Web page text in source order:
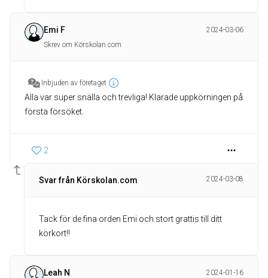
Emi F
2024-03-06
Skrev om Körskolan.com
Inbjuden av företaget
Alla var super snälla och trevliga! Klarade uppkörningen på
första försöket.
2
Svar från Körskolan.com 2024-03-08
Tack för de fina orden Emi och stort grattis till ditt
körkort!!
Leah N
2024-01-16